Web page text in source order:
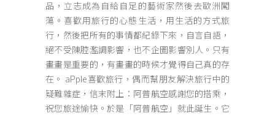
品，立志成為自給自足的藝術家然後去歐洲闖
蕩。喜歡用旅行的心態生活，用生活的方式旅
行，然後把所有的事情都紀錄下來，自言自語，
絕不受陳腔濫調影響，也不企圖影響別人。只有
畫畫是重要的，有畫畫的時候才覺得自己真的存
在。 aPple喜歡旅行，偶而幫朋友解決旅行中的
疑難雜症，信末附上：阿普航空感謝您的搭乘，
祝您旅途愉快。於是「阿普航空」就此誕生。它